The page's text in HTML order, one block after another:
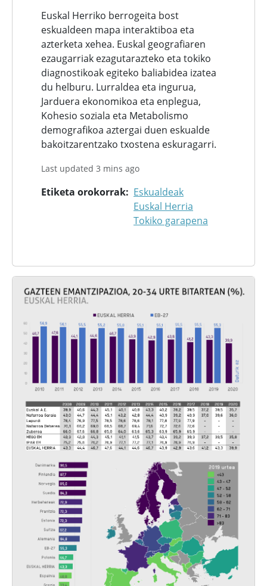
Euskal Herriko berrogeita bost
eskualdeen mapa interaktiboa eta
azterketa xehea. Euskal geografiaren
ezaugarriak ezagutarazteko eta tokiko
diagnostikoak egiteko baliabidea izatea
du helburu. Lurraldea eta ingurua,
Jarduera ekonomikoa eta enplegua,
Kohesio soziala eta Metabolismo
demografikoa aztergai duen eskualde
bakoitzarentzako txostena eskuragarri.
Last updated 3 mins ago
Etiketa orokorrak
Eskualdeak
Euskal Herria
Tokiko garapena